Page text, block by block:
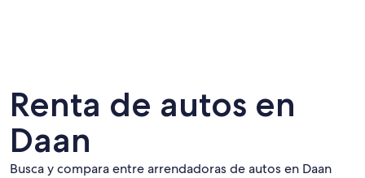
Renta de autos en
Daan
Busca y compara entre arrendadoras de autos en Daan